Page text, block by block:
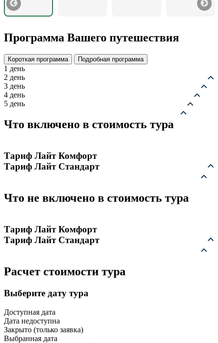
Программа Вашего путешествия
Короткая программа Подробная программа
1 день
2 день
3 день
4 день
5 день
Что включено в стоимость тура
Тариф Лайт Комфорт
Тариф Лайт Стандарт
Что не включено в стоимость тура
Тариф Лайт Комфорт
Тариф Лайт Стандарт
Расчет стоимости тура
Выберите дату тура
Доступная дата
Дата недоступна
Закрыто (только заявка)
Выбранная дата